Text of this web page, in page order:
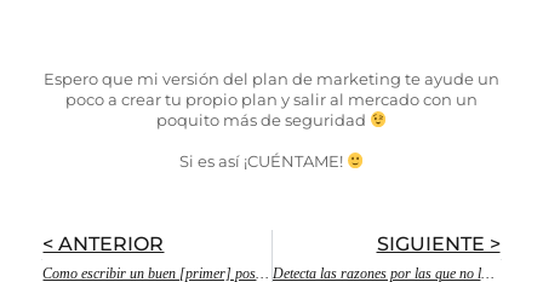
Espero que mi versión del plan de marketing te ayude un
poco a crear tu propio plan y salir al mercado con un
poquito más de seguridad
Si es así ¡CUÉNTAME!
< ANTERIOR
Como escribir un buen [primer] post en tu blog
SIGUIENTE >
Detecta las razones por las que no logras tus metas y aprendes cómo CUMPLIR OBJETIVOS en 3 pasos